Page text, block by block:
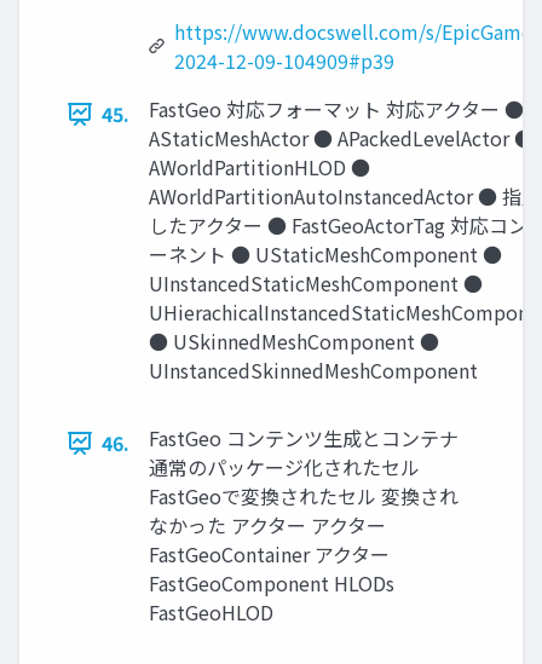
https://www.docswell.com/s/
2024-12-09-104909#p39
45.
FastGeo 対応フォーマット 対応アクター ●
AStaticMeshActor ● APackedLevelActor ●
AWorldPartitionHLOD ●
AWorldPartitionAutoInstancedActor ● 指定
したアクター ● FastGeoActorTag 対応コン
ーネント ● UStaticMeshComponent ●
UInstancedStaticMeshComponent ●
● USkinnedMeshComponent ●
UInstancedSkinnedMeshComponent
46.
FastGeo コンテンツ生成とコンテナ
通常のパッケージ化されたセル
FastGeoで変換されたセル 変換され
なかった アクター アクター
FastGeoContainer アクター
FastGeoComponent HLODs
FastGeoHLOD